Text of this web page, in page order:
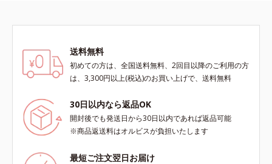
送料無料
初めての方は、全国送料無料、2回目以降のご利用の方
は、3,300円以上(税込)のお買い上げで、送料無料
30日以内なら返品OK
開封後でも発送日から30日以内であれば返品可能
※商品返送料はオルビスが負担いたします
最短ご注文翌日お届け